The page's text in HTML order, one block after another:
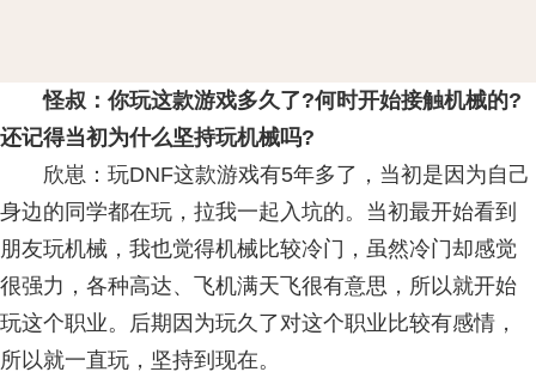
怪叔：你玩这款游戏多久了?何时开始接触机械的?
还记得当初为什么坚持玩机械吗?
欣崽：玩DNF这款游戏有5年多了，当初是因为自己
身边的同学都在玩，拉我一起入坑的。当初最开始看到
朋友玩机械，我也觉得机械比较冷门，虽然冷门却感觉
很强力，各种高达、飞机满天飞很有意思，所以就开始
玩这个职业。后期因为玩久了对这个职业比较有感情，
所以就一直玩，坚持到现在。